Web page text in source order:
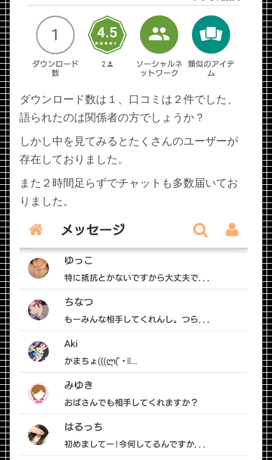
ダウンロード数は１、口コミは２件でした、
語られたのは関係者の方でしょうか？
しかし中を見てみるとたくさんのユーザーが
存在しておりました。
また２時間足らずでチャットも多数届いてお
りました。